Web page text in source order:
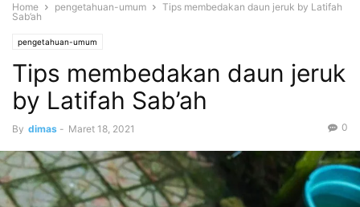
Home pengetahuan-umum
Tips membedakan daun jeruk by Latifah
Sab’ah
pengetahuan-umum
Tips membedakan daun jeruk
by Latifah Sab’ah
By dimas - Maret 18, 2021 0